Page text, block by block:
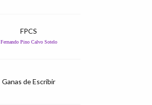
FPCS
Fernando Pino Calvo Sotelo
Ganas de Escribir